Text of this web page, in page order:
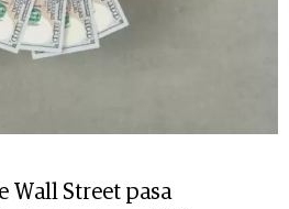
Wall Street pasa